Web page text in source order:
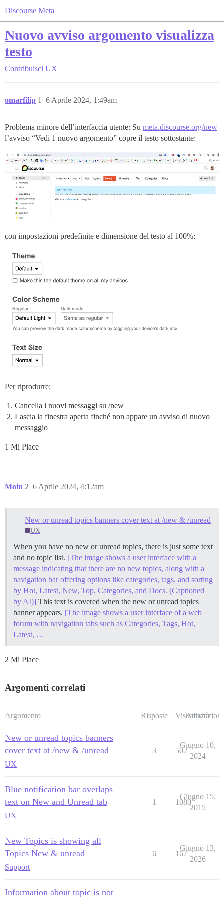
Discourse Meta
Nuovo avviso argomento visualizza
testo
Contribuisci UX
omarfilip 6 Aprile 2024, 1:49am
1
Problema minore dell’interfaccia utente: Su meta.discourse.org/new
l’avviso “Vedi 1 nuovo argomento” copre il testo sottostante:
con impostazioni predefinite e dimensione del testo al 100%:
Per riprodurre:
Cancella i nuovi messaggi su /new
Lascia la finestra aperta finché non appare un avviso di nuovo
messaggio
1 Mi Piace
Moin 6 Aprile 2024, 4:12am
2
New or unread topics banners cover text at /new & /unread
UX
When you have no new or unread topics, there is just some text
and no topic list. [The image shows a user interface with a
message indicating that there are no new topics, along with a
navigation bar offering options like categories, tags, and sorting
by Hot, Latest, New, Top, Categories, and Docs. (Captioned
by AI)] This text is covered when the new or unread topics
banner appears. [The image shows a user interface of a web
forum with navigation tabs such as Categories, Tags, Hot,
Latest, …
2 Mi Piace
Argomenti correlati
Argomento Risposte Visualizzazioni
Attività
New or unread topics banners
cover text at /new & /unread
UX
3 502
Giugno 10,
2024
Blue notification bar overlaps
text on New and Unread tab
UX
1 1080
Giugno 15,
2015
New Topics is showing all
Topics New & unread
Support
6 167
Giugno 13,
2026
Information about topic is not